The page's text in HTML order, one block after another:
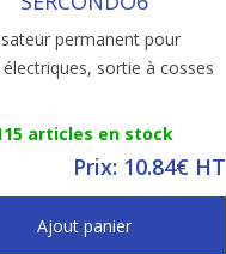
permanent pour
sortie à cosses
articles en stock
Prix: 10.84€ HT
Ajout panier